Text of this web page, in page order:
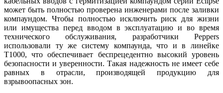
может быть полностью проверена инженерами после заливки
компаундом. Чтобы полностью исключить риск для жизни
или имущества перед вводом в эксплуатацию и во время
технического обслуживания, разработчики Peppers
использовали ту же систему компаунда, что и в линейке
T1000, что обеспечивает беспрецедентно высокий уровень
безопасности и уверенности. Такая надежность не имеет се­бе
равных в отрасли, производящей продукцию для
взрывоопасных зон.